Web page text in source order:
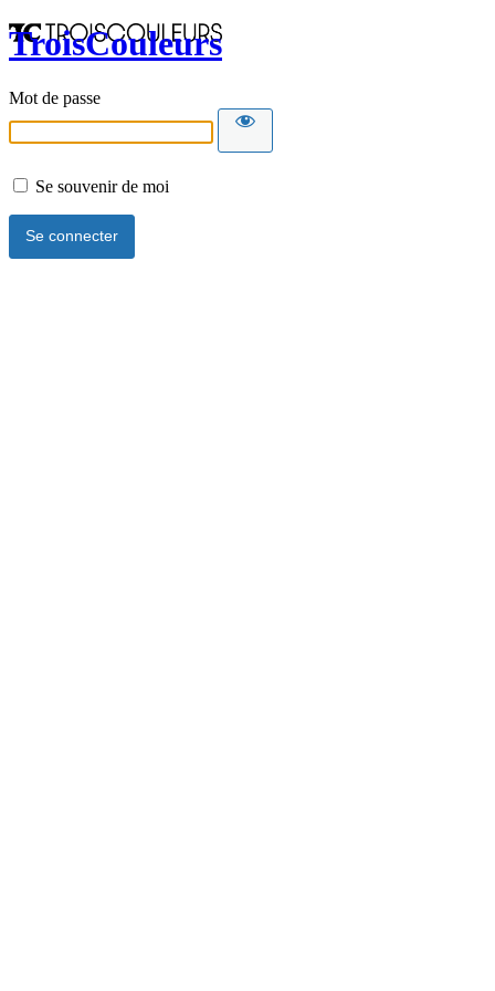
TroisCouleurs
Mot de passe
Se souvenir de moi